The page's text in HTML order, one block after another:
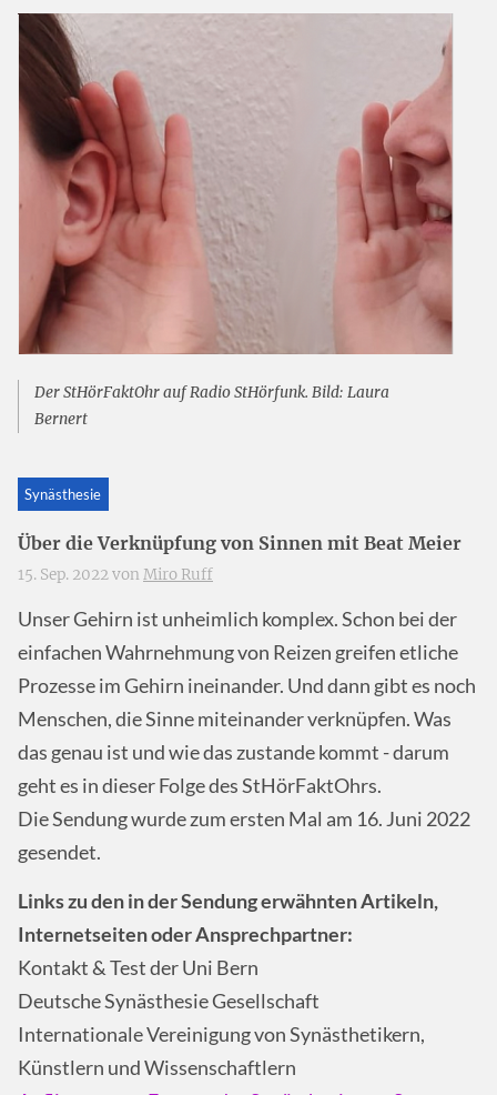
Der StHörFaktOhr auf Radio StHörfunk. Bild: Laura
Bernert
Synästhesie
Über die Verknüpfung von Sinnen mit Beat Meier
15. Sep. 2022 von Miro Ruff
Unser Gehirn ist unheimlich komplex. Schon bei der
einfachen Wahrnehmung von Reizen greifen etliche
Prozesse im Gehirn ineinander. Und dann gibt es noch
Menschen, die Sinne miteinander verknüpfen. Was
das genau ist und wie das zustande kommt - darum
geht es in dieser Folge des StHörFaktOhrs.
Die Sendung wurde zum ersten Mal am 16. Juni 2022
gesendet.
Links zu den in der Sendung erwähnten Artikeln,
Internetseiten oder Ansprechpartner:
Kontakt & Test der Uni Bern
Deutsche Synästhesie Gesellschaft
Internationale Vereinigung von Synästhetikern,
Künstlern und Wissenschaftlern